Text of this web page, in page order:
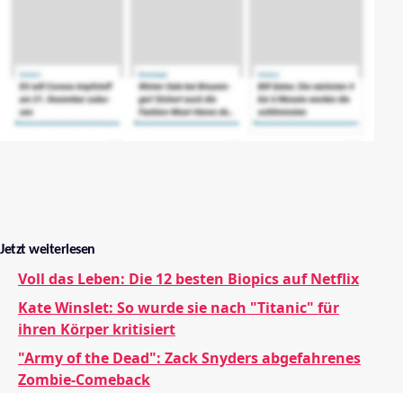
Jetzt weiterlesen
Voll das Leben: Die 12 besten Biopics auf Netflix
Kate Winslet: So wurde sie nach "Titanic" für
ihren Körper kritisiert
"Army of the Dead": Zack Snyders abgefahrenes
Zombie-Comeback